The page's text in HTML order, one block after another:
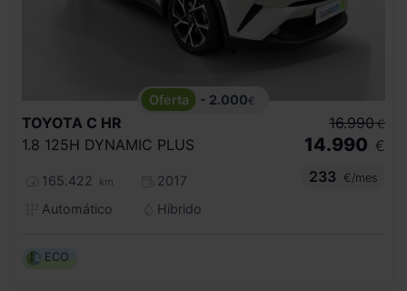
- 2.000€
TOYOTA C HR
1.8 125H DYNAMIC PLUS
165.422 km
2017
Automático
Híbrido
16.990 €
14.990 €
233
€/mes
ECO